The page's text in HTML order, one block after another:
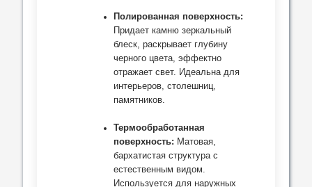
Полированная поверхность:
Придает камню зеркальный
блеск, раскрывает глубину
черного цвета, эффектно
отражает свет. Идеальна для
интерьеров, столешниц,
памятников.
Термообработанная
поверхность: Матовая,
бархатистая структура с
естественным видом.
Используется для наружных